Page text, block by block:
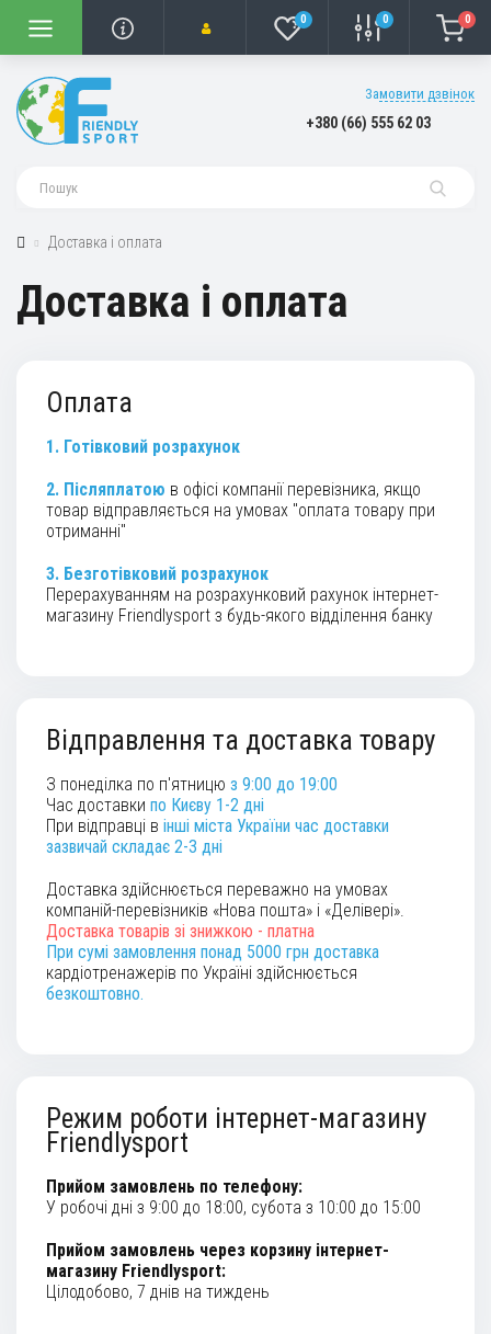
0 0 0
Замовити дзвінок
+380 (66) 555 62 03
Доставка і оплата
Доставка і оплата
Оплата
1. Готівковий розрахунок
2. Післяплатою в офісі компанії перевізника, якщо
товар відправляється на умовах "оплата товару при
отриманні"
3. Безготівковий розрахунок
Перерахуванням на розрахунковий рахунок інтернет-
магазину Friendlysport з будь-якого відділення банку
Відправлення та доставка товару
З понеділка по п'ятницю з 9:00 до 19:00
Час доставки по Києву 1-2 дні
При відправці в інші міста України час доставки
зазвичай складає 2-3 дні
Доставка здійснюється переважно на умовах
компаній-перевізників «Нова пошта» і «Делівері».
Доставка товарів зі знижкою - платна
При сумі замовлення понад 5000 грн доставка
кардіотренажерів по Україні здійснюється
безкоштовно.
Режим роботи інтернет-магазину
Friendlysport
Прийом замовлень по телефону:
У робочі дні з 9:00 до 18:00, субота з 10:00 до 15:00
Прийом замовлень через корзину інтернет-
магазину Friendlysport:
Цілодобово, 7 днів на тиждень